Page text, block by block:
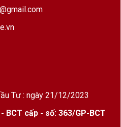
Tư : ngày 21/12/2023
BCT cấp - số: 363/GP-BCT